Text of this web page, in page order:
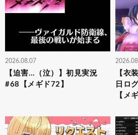
2026.08.07
【迫害…（泣）】初見実況
#68【メギド72】
【衣
日ロ
【メ